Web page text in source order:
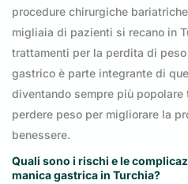
procedure chirurgiche
migliaia di pazienti si recano in
trattamenti per la perdita di
gastrico è parte integrante di
diventando sempre più
perdere peso per migliorare la
benessere.
Quali sono i rischi e le
manica gastrica in Turchia?